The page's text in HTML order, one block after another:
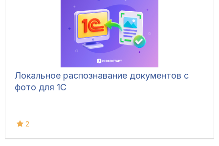
Локальное распознавание документов с
фото для 1С
2